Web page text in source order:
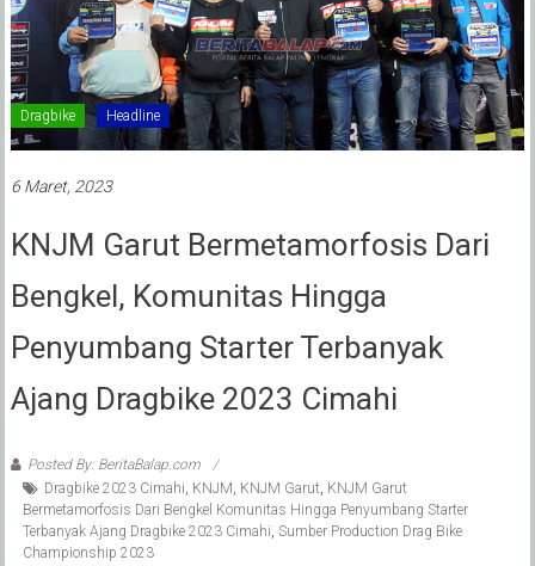
Dragbike Headline
6 Maret, 2023
KNJM Garut Bermetamorfosis Dari
Bengkel, Komunitas Hingga
Penyumbang Starter Terbanyak
Ajang Dragbike 2023 Cimahi
Posted By: BeritaBalap.com
Dragbike 2023 Cimahi KNJM KNJM Garut KNJM Garut
Bermetamorfosis Dari Bengkel Komunitas Hingga Penyumbang Starter
Terbanyak Ajang Dragbike 2023 Cimahi Sumber Production Drag Bike
Championship 2023